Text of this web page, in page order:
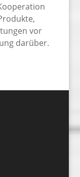
vor
darüber.